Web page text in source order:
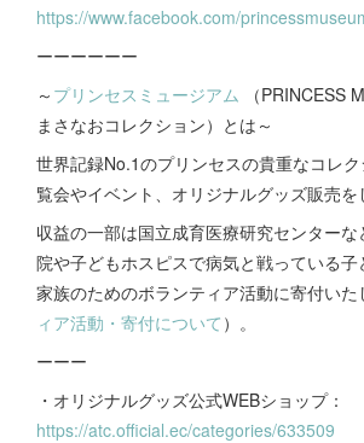
https://www.facebook.com/
ーーーーーー
～ プリンセスミュージアム （PRINCESS
まさなおコレクション）とは～
世界記録No.1のプリンセスの貴重なコレ
覧会やイベント、オリジナルグッズ販売を
収益の一部は国立成育医療研究センター
院や子どもホスピスで病気と戦っている
家族のためのボランティア活動に寄付いた
ィア活動・寄付について ）。
ーーー
・オリジナルグッズ公式WEBショップ：
https://atc.official.ec/categories/633509